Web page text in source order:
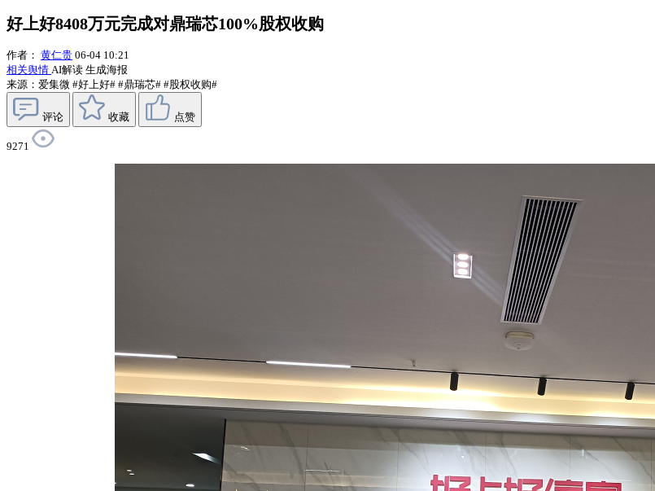
好上好8408万元完成对鼎瑞芯100%股权收购
作者： 黄仁贵 06-04 10:21
相关舆情 AI解读 生成海报
来源：爱集微 #好上好# #鼎瑞芯# #股权收购#
评论 收藏 点赞
9271